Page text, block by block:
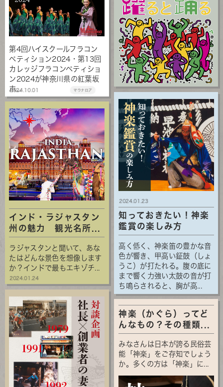
第4回ハイスクールフラコン
ペティション2024・第13回
カレッジフラコンペティショ
ン2024が神奈川県の紅葉坂
ホ...
2024.10.01 マウナロア
インド・ラジャスタン
州の魅力 観光名所...
ラジャスタンと聞いて、あな
たはどんな景色を想像します
か？インドで最もエキゾチ...
2024.01.24
知っておきたい！神楽
鑑賞の楽しみ方
高く低く、神楽笛の豊かな音
色が響き、甲高い鉦鼓（しょ
うこ）が打たれる。腹の底に
まで響く力強い太鼓の音が打
ち鳴らされると、胸が高...
2024.01.23
神楽（かぐら）ってど
んなもの？その種類...
みなさんは日本が誇る民俗芸
能「神楽」をご存知でしょう
か。多くの方は「神楽」に...